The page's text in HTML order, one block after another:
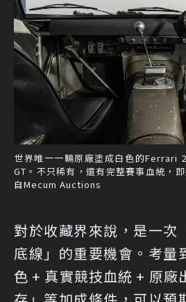
世界唯一一輛原廠塗成白色的Ferrari
GT。不只稀有，還有完整賽事血統，
自Mecum Auctions
對於收藏界來說，是一次
底線」的重要機會。考量
色 + 真實競技血統 + 原廠